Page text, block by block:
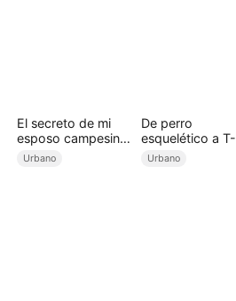
El secreto de mi
esposo campesino
(Doblado)
Urbano
De perro
esquelético a T-
Rex: la venganza
Urbano